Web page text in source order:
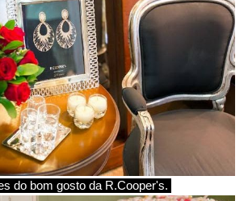
do bom gosto da R.Cooper's.